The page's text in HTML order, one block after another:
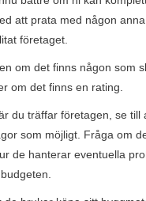
att prata med någon
företaget.
om det finns någon som
om det finns en rating.
du träffar företagen, se till
som möjligt. Fråga om
de hanterar eventuella